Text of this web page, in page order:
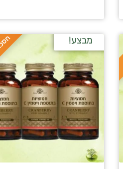
מבצע!